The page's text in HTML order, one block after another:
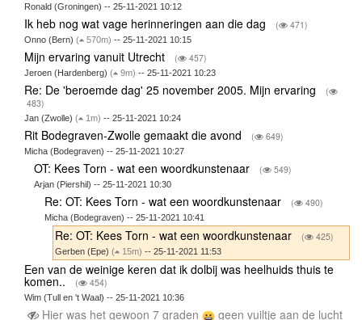
Ronald (Groningen) -- 25-11-2021 10:12
Ik heb nog wat vage herinneringen aan die dag ( 471)
Onno (Bern) ( 570m) -- 25-11-2021 10:15
Mijn ervaring vanuit Utrecht ( 457)
Jeroen (Hardenberg) ( 9m) -- 25-11-2021 10:23
Re: De 'beroemde dag' 25 november 2005. Mijn ervaring
(
483)
Jan (Zwolle) ( 1m) -- 25-11-2021 10:24
Rit Bodegraven-Zwolle gemaakt die avond ( 649)
Micha (Bodegraven) -- 25-11-2021 10:27
OT: Kees Torn - wat een woordkunstenaar ( 549)
Arjan (Piershil) -- 25-11-2021 10:30
Re: OT: Kees Torn - wat een woordkunstenaar ( 490)
Micha (Bodegraven) -- 25-11-2021 10:41
Re: OT: Kees Torn - wat een woordkunstenaar ( 425)
Gerben (Epe)( 15m) -- 25-11-2021 11:53
Een van de weinige keren dat ik dolbij was heelhuids thuis te
komen.. ( 454)
Wim (Tull en 't Waal) -- 25-11-2021 10:36
Hier was het gewoon 7 graden geen vuiltje aan de lucht